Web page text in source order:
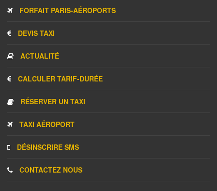
FORFAIT PARIS-AÉROPORTS
DEVIS TAXI
ACTUALITÉ
CALCULER TARIF-DURÉE
RÉSERVER UN TAXI
TAXI AÉROPORT
DÉSINSCRIRE SMS
CONTACTEZ NOUS